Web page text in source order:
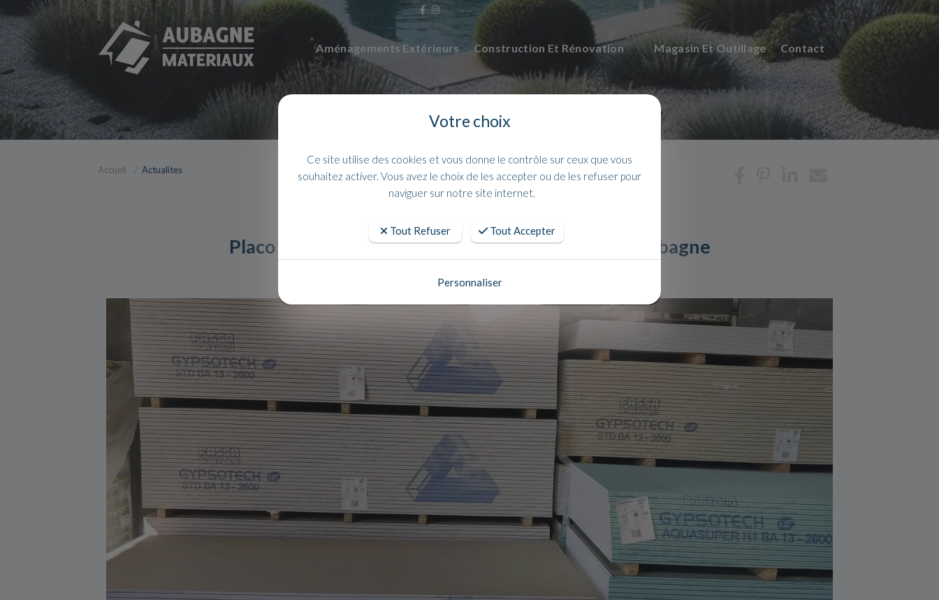
Aménagements Extérieurs Construction Et Rénovation Magasin Et Outillage Contact
Accueil Actualites
Placo hydrofuge ba13 gypsotech aquasuper sur Aubagne
Votre choix
Ce site utilise des cookies et vous donne le contrôle sur ceux que vous
souhaitez activer. Vous avez le choix de les accepter ou de les refuser pour
naviguer sur notre site internet.
Tout Refuser Tout Accepter
Personnaliser